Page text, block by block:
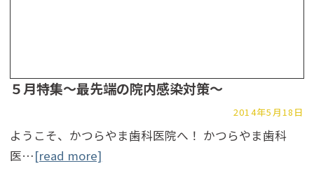
５月特集～最先端の院内感染対策～
2014年5月18日
ようこそ、かつらやま歯科医院へ！ かつらやま歯科
医…[read more]